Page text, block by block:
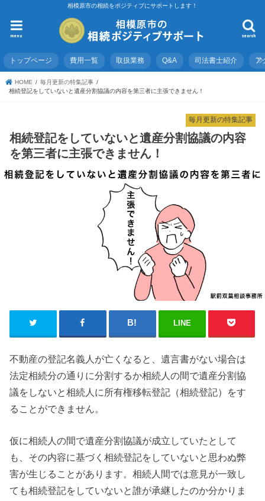
相模原市の相続をポジティブにサポートします！
search
menu
トップページ 費用一覧 取扱業務 Q&A 司法書士紹介 ア
HOME
毎月更新の特集記事
相続登記をしていないと遺産分割協議の内容を第三者に主張できません！
毎月更新の特集記事
相続登記をしていないと遺産分割協議の内容
を第三者に主張できません！
LINE
不動産の登記名義人が亡くなると、遺言書がない場合は
法定相続分の通りに分割するか相続人の間で遺産分割協
議をしないと相続人に所有権移転登記（相続登記）をす
ることができません。
仮に相続人の間で遺産分割協議が成立していたとして
も、その内容に基づく相続登記をしていないと思わぬ弊
害が生じることがあります。相続人間では意見が一致し
ても相続登記をしていないと誰が承継したのか分かりま